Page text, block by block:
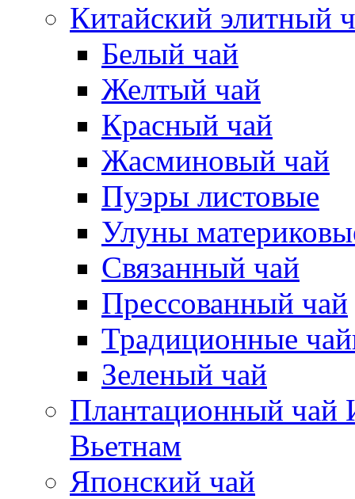
Китайский элитный
Белый чай
Желтый чай
Красный чай
Жасминовый чай
Пуэры листовые
Улуны
Связанный чай
Прессованный чай
Традиционные
Зеленый чай
Плантационный чай
Вьетнам
Японский чай